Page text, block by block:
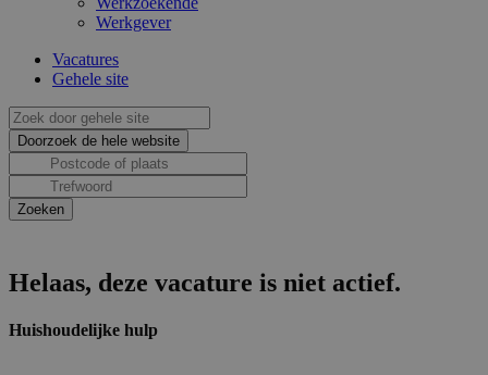
Werkgever
Vacatures
Gehele site
Helaas, deze vacature is niet actief.
Huishoudelijke hulp